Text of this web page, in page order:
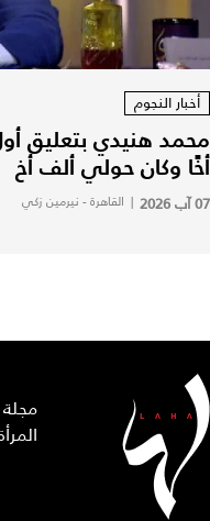
أخبار النجوم
محمد هنيدي بتعليق
أخًا وكان حولي ألف أخ
07 آب 2026 | القاهرة - نيرمين زكي